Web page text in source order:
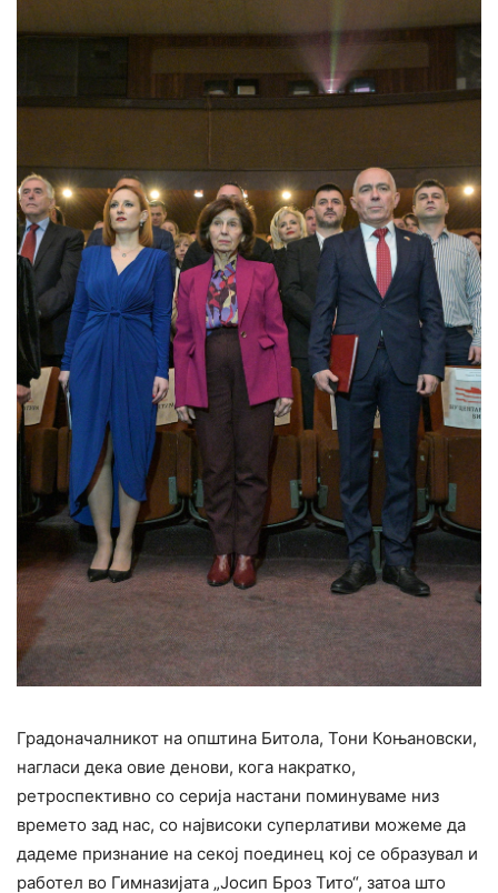
Градоначалникот на општина Битола, Тони Коњановски,
нагласи дека овие денови, кога накратко,
ретроспективно со серија настани поминуваме низ
времето зад нас, со највисоки суперлативи можеме да
дадеме признание на секој поединец кој се образувал и
работел во Гимназијата „Јосип Броз Тито“, затоа што